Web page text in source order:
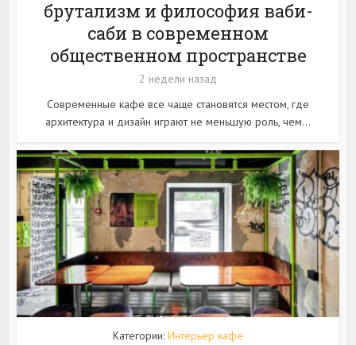
брутализм и философия ваби-
саби в современном
общественном пространстве
2 недели назад
Современные кафе все чаще становятся местом, где
архитектура и дизайн играют не меньшую роль, чем...
Категории: Интерьер кафе